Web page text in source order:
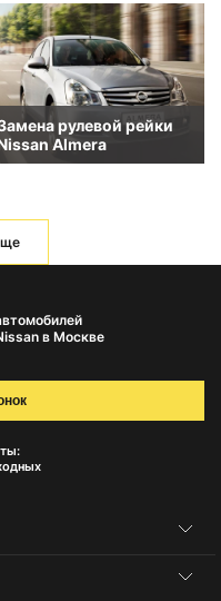
рулевой рейки
Almera
в Москве